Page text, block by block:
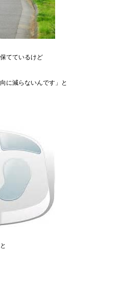
てているけど
に減らないんです」と